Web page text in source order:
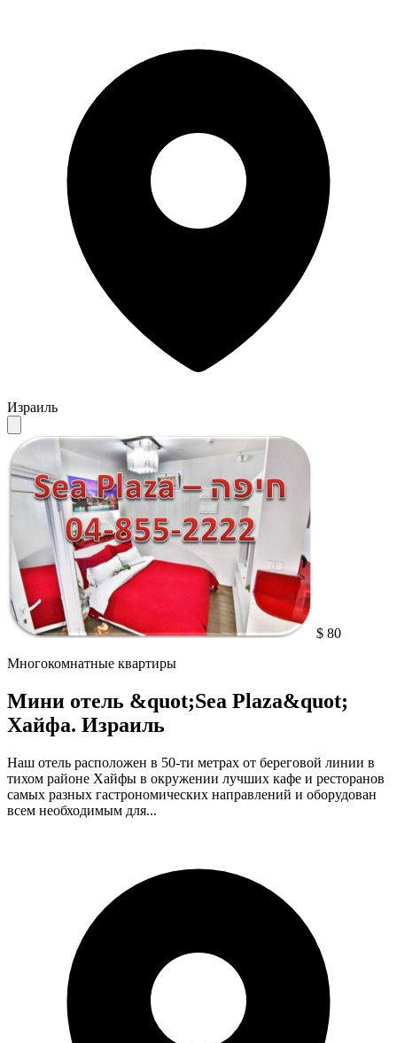
Израиль
$ 80
Многокомнатные квартиры
Мини отель &quot;Sea Plaza&quot;
Хайфа. Израиль
Наш отель расположен в 50-ти метрах от береговой линии в
тихом районе Хайфы в окружении лучших кафе и ресторанов
самых разных гастрономических направлений и оборудован
всем необходимым для...